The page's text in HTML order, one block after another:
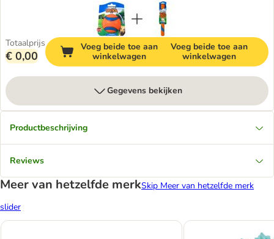
Totaalprijs
€ 0,00
Voeg beide toe aan
winkelwagen
Voeg beide toe aan
winkelwagen
Gegevens bekijken
Productbeschrijving
Reviews
Meer van hetzelfde merkSkip Meer van hetzelfde merk
slider